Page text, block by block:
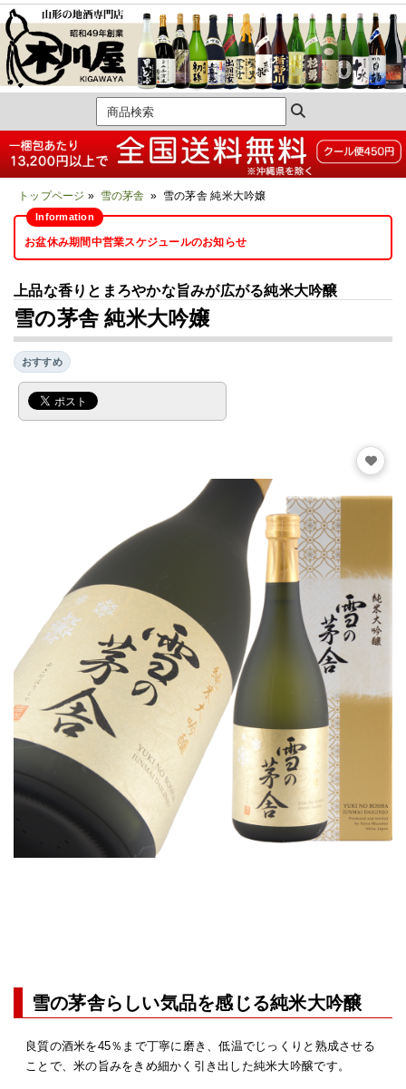
トップページ » 雪の茅舎 » 雪の茅舎 純米大吟嬢
お盆休み期間中営業スケジュールのお知らせ
上品な香りとまろやかな旨みが広がる純米大吟醸
雪の茅舎 純米大吟嬢
おすすめ
雪の茅舎らしい気品を感じる純米大吟醸
良質の酒米を45％まで丁寧に磨き、低温でじっくりと熟成させる
ことで、米の旨みをきめ細かく引き出した純米大吟醸です。